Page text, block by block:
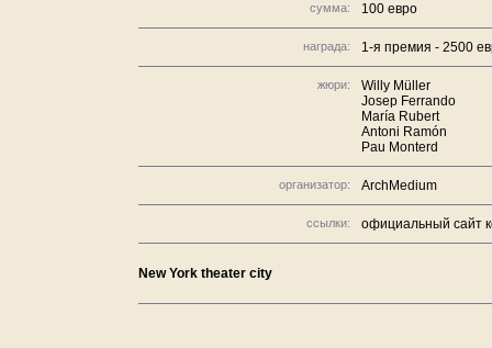
сумма: 100 евро
награда: 1-я премия - 2500
жюри:
Willy Müller
Josep Ferrando
María Rubert
Antoni Ramón
Pau Monterd
организатор: ArchMedium
ссылки: официальный сайт
New York theater city